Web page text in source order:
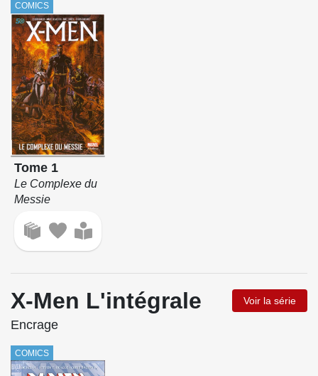
COMICS
Tome 1
Le Complexe du
Messie
X-Men L'intégrale Voir la série
Encrage
COMICS